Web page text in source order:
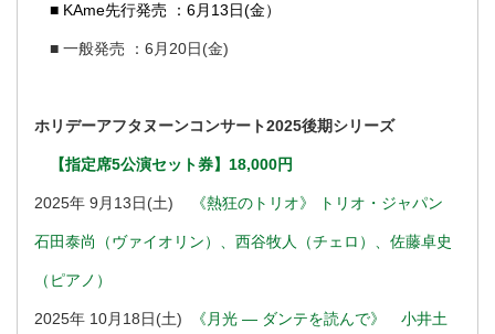
■ KAme先行発売 ：6月13日(金）
■ 一般発売 ：6月20日(金)
ホリデーアフタヌーンコンサート2025後期シリーズ
【指定席5公演セット券】18,000円
2025年 9月13日(土) 《熱狂のトリオ》 トリオ・ジャパン
石田泰尚（ヴァイオリン）、西谷牧人（チェロ）、佐藤卓史
（ピアノ）
2025年 10月18日(土) 《月光 ― ダンテを読んで》 小井土